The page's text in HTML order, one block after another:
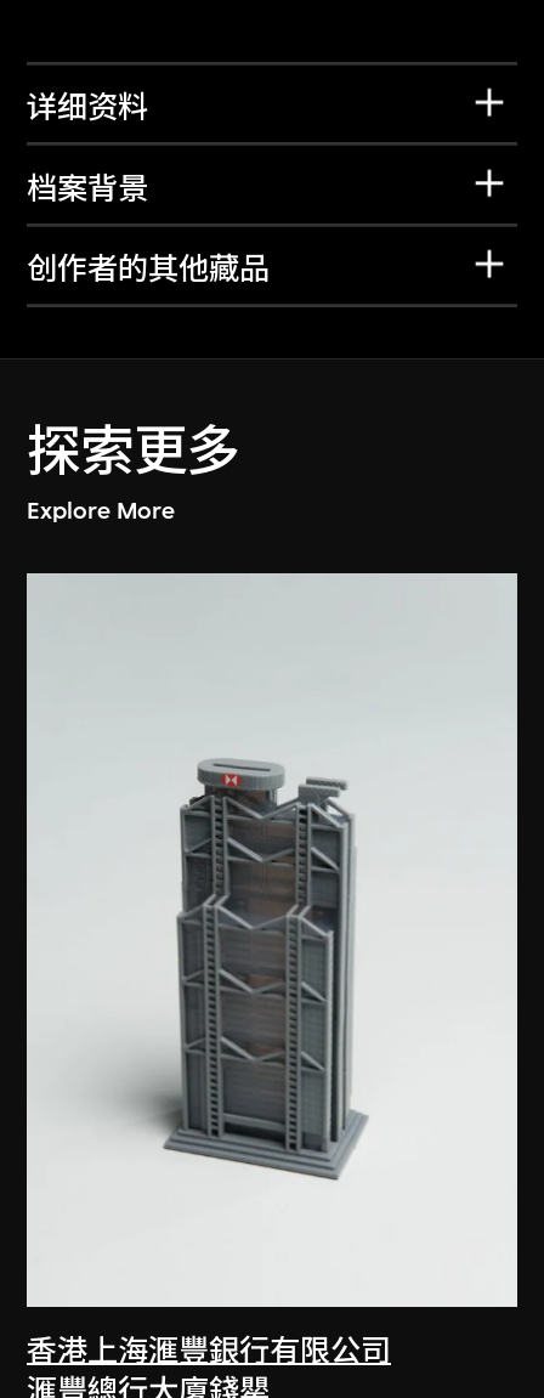
详细资料
档案背景
创作者的其他藏品
探索更多
Explore More
香港上海滙豐銀行有限公司